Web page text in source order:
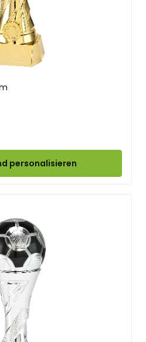
personalisieren